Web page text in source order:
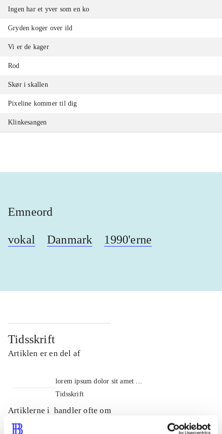
Ingen har et yver som en ko
Gryden koger over ild
Vi er de kager
Rod
Skør i skallen
Pixeline kommer til dig
Klinkesangen
Emneord
vokal Danmark 1990'erne
Tidsskrift
Artiklen er en del af
lorem ipsum dolor sit amet ...
Tidsskrift
Artiklerne i handler ofte om